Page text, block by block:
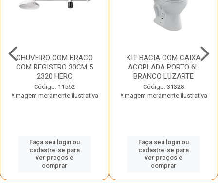
CHUVEIRO COM BRACO
COM REGISTRO 30CM 5
2320 HERC
Código: 11562
*Imagem meramente ilustrativa
Faça seu login ou
cadastre-se para
ver preços e
comprar
KIT BACIA COM CAIXA
ACOPLADA PORTO 6L
BRANCO LUZARTE
Código: 31328
*Imagem meramente ilustrativa
Faça seu login ou
cadastre-se para
ver preços e
comprar